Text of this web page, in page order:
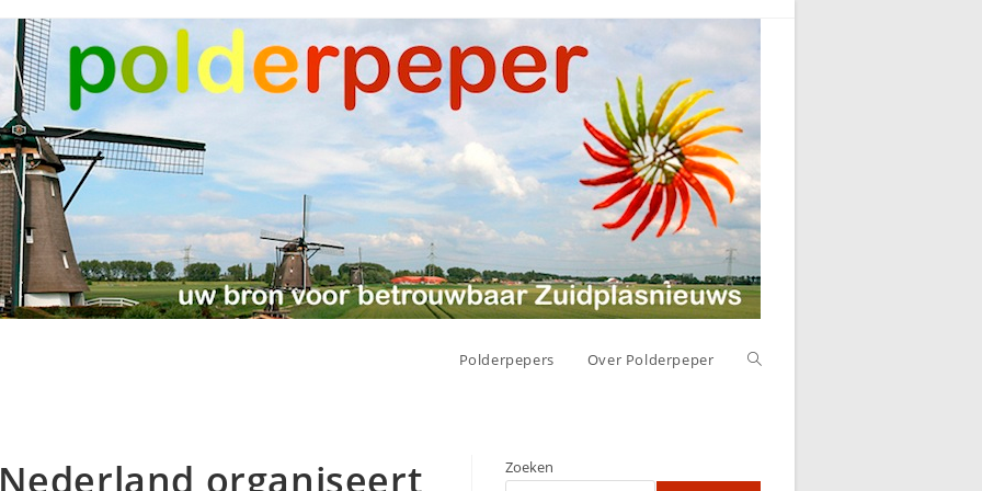
Polderpepers Over Polderpeper Toggle
organiseert
Zoeken